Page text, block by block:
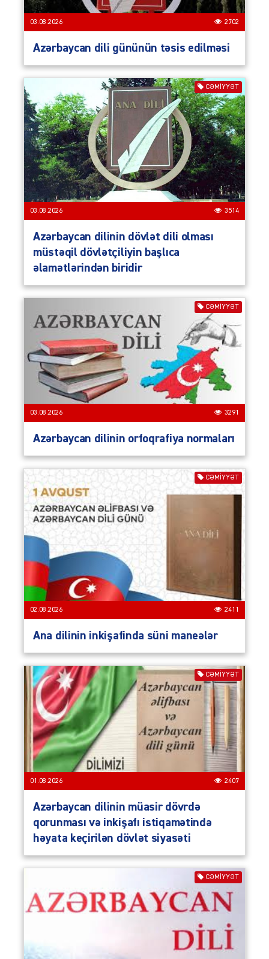
03.08.2026 2702
Azərbaycan dili gününün təsis edilməsi
CƏMIYYƏT
03.08.2026 3514
Azərbaycan dilinin dövlət dili olması
müstəqil dövlətçiliyin başlıca
əlamətlərindən biridir
CƏMIYYƏT
03.08.2026 3291
Azərbaycan dilinin orfoqrafiya normaları
CƏMIYYƏT
02.08.2026 2411
Ana dilinin inkişafinda süni maneələr
CƏMIYYƏT
01.08.2026 2407
Azərbaycan dilinin müasir dövrdə
qorunması və inkişafı istiqamətində
həyata keçirilən dövlət siyasəti
CƏMIYYƏT